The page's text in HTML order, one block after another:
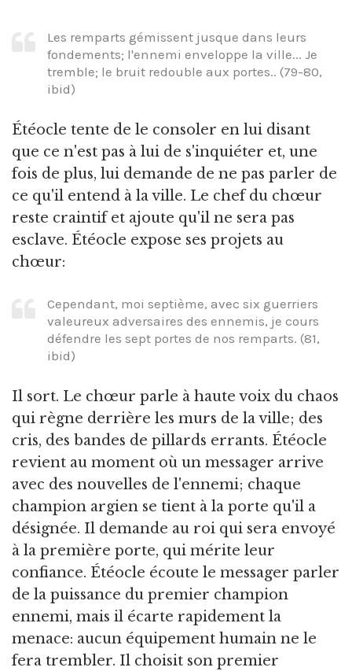
Les remparts gémissent jusque dans leurs
fondements; l'ennemi enveloppe la ville... Je
tremble; le bruit redouble aux portes.. (79-80,
ibid)
Étéocle tente de le consoler en lui disant
que ce n'est pas à lui de s'inquiéter et, une
fois de plus, lui demande de ne pas parler de
ce qu'il entend à la ville. Le chef du chœur
reste craintif et ajoute qu'il ne sera pas
esclave. Étéocle expose ses projets au
chœur:
Cependant, moi septième, avec six guerriers
valeureux adversaires des ennemis, je cours
défendre les sept portes de nos remparts. (81,
ibid)
Il sort. Le chœur parle à haute voix du chaos
qui règne derrière les murs de la ville; des
cris, des bandes de pillards errants. Étéocle
revient au moment où un messager arrive
avec des nouvelles de l'ennemi; chaque
champion argien se tient à la porte qu'il a
désignée. Il demande au roi qui sera envoyé
à la première porte, qui mérite leur
confiance. Étéocle écoute le messager parler
de la puissance du premier champion
ennemi, mais il écarte rapidement la
menace: aucun équipement humain ne le
fera trembler. Il choisit son premier